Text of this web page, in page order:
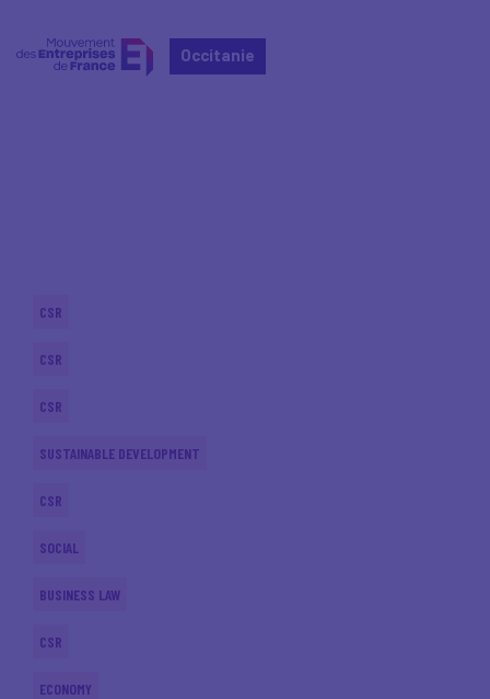
Occitanie
CSR
CSR
CSR
SUSTAINABLE DEVELOPMENT
CSR
SOCIAL
BUSINESS LAW
CSR
ECONOMY